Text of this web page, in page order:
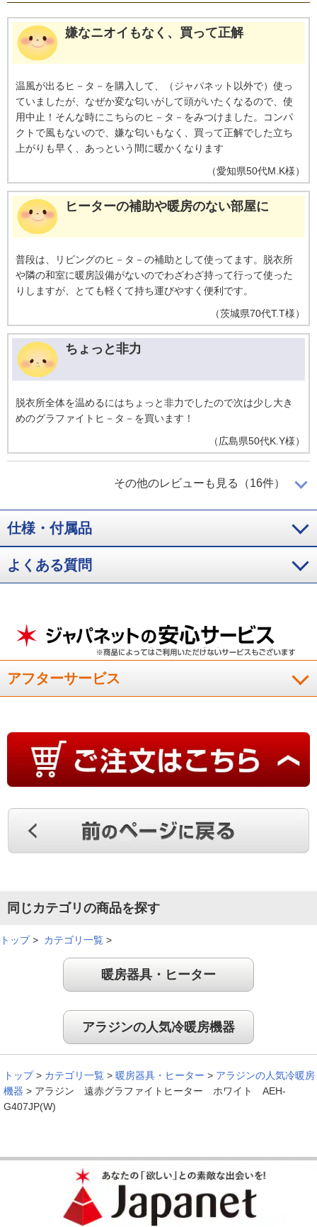
嫌なニオイもなく、買って正解
温風が出るヒ－タ－を購入して、（ジャパネット以外で）使っ
ていましたが、なぜか変な匂いがして頭がいたくなるので、使
用中止！そんな時にこちらのヒ－タ－をみつけました。コンパ
クトで風もないので、嫌な匂いもなく、買って正解でした立ち
上がりも早く、あっという間に暖かくなります
（愛知県50代M.K様）
ヒーターの補助や暖房のない部屋に
普段は、リビングのヒ－タ－の補助として使ってます。脱衣所
や隣の和室に暖房設備がないのでわざわざ持って行って使った
りしますが、とても軽くて持ち運びやすく便利です。
（茨城県70代T.T様）
ちょっと非力
脱衣所全体を温めるにはちょっと非力でしたので次は少し大き
めのグラファイトヒ－タ－を買います！
（広島県50代K.Y様）
足元の暖をとる為の２台目に
操作が明瞭簡単。高齢の両親にでもすぐに理解できるのが嬉し
い。機能最小にして効果最大。パッと点灯して、すぐ暖かい。
足元の暖をとる為の２台目・３台目のヒ－タ－として最適だと
トイレで快適に使っています
トイレに設置しました。電源を入れて、すぐに暖かいので、快
非常に暖かく大変満足
トイレに設置して使用しているが、予想通り、非常に暖かく大
変満足している。
足元を暖めてくれる小さなヒーター
色合いもレトロで可愛く、アラジントースターとお揃いにした
していましたが、２００Ｗでも十分暖かく、ほんのりじわ～と
身体が暖かくなります。さすがに周囲までは暖かくなりません
が、お一人さま用としては小さく軽く持ち運びも楽で良いと思
います！
（愛知県40代O.S様
トイレが寒いのですぐに暖まるヒーターを探していました。ア
ラジンのトースターでグラファイトヒーターに感激したので、
期待。すぐに発熱するので、トイレのような短時間しか使わな
その他のレビューも見る（16件）
仕様・付属品
よくある質問
アフターサービス
同じカテゴリの商品を探す
トップ> カテゴリ一覧 >
暖房器具・ヒーター
アラジンの人気冷暖房機器
トップ > カテゴリ一覧 > 暖房器具・ヒーター > アラジンの人気冷暖房
機器 > アラジン 遠赤グラファイトヒーター ホワイト AEH-
G407JP(W)